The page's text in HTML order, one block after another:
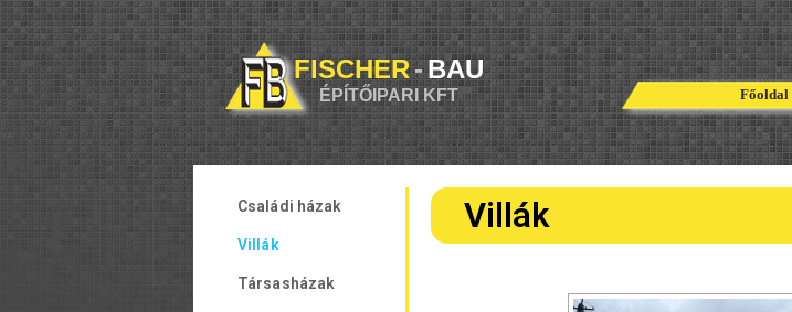
Főoldal
FISCHER-BAU
ÉPÍTŐIPARI KFT
Családi házak
Villák
Társasházak
Villák